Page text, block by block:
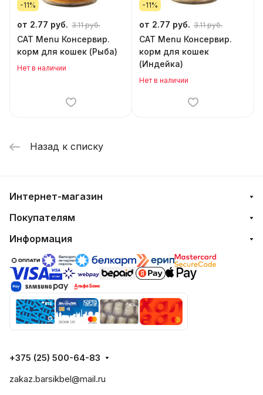
-11%
от 2.77 руб. 3.11 руб.
CAT Menu Консервир.
корм для кошек (Рыба)
Нет в наличии
-11%
от 2.77 руб. 3.11 руб.
CAT Menu Консервир.
корм для кошек
(Индейка)
Нет в наличии
Назад к списку
Интернет-магазин
Покупателям
Информация
+375 (25) 500-64-83
zakaz.barsikbel@mail.ru